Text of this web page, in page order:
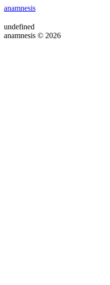
anamnesis
undefined
anamnesis © 2026